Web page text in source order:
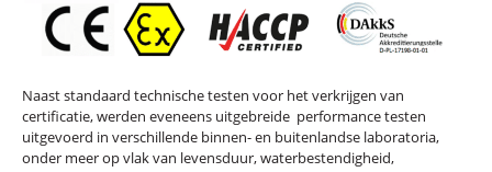
Naast standaard technische testen voor het verkrijgen van
certificatie, werden eveneens uitgebreide performance testen
uitgevoerd in verschillende binnen- en buitenlandse laboratoria,
onder meer op vlak van levensduur, waterbestendigheid,